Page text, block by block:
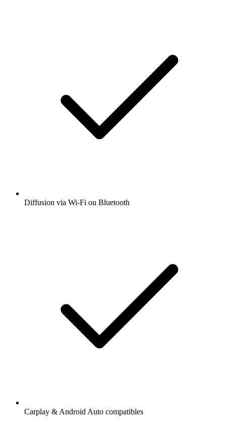
Diffusion via Wi-Fi ou Bluetooth
Carplay & Android Auto compatibles